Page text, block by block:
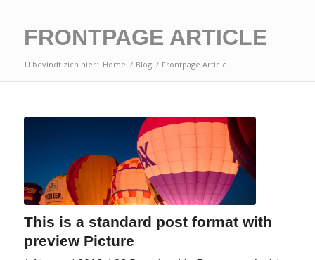
FRONTPAGE ARTICLE
U bevindt zich hier: Home / Blog / Frontpage Article
This is a standard post format with
preview Picture